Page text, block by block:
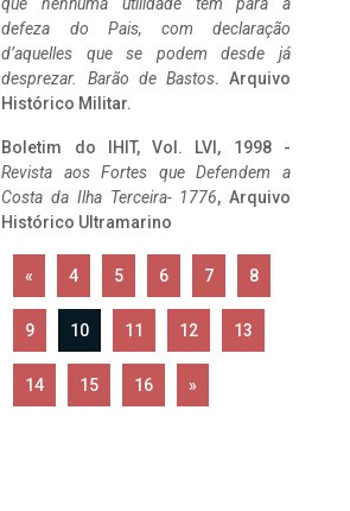
defeza do Pais, com declaração
d’aquelles que se podem desde já
desprezar. Barão de Bastos. Arquivo
Histórico Militar.
Boletim do IHIT, Vol. LVI, 1998 -
Revista aos Fortes que Defendem a
Costa da Ilha Terceira- 1776, Arquivo
Histórico Ultramarino
« 4 5 6 7 8
9 10 11 12 13
14 15 16 »